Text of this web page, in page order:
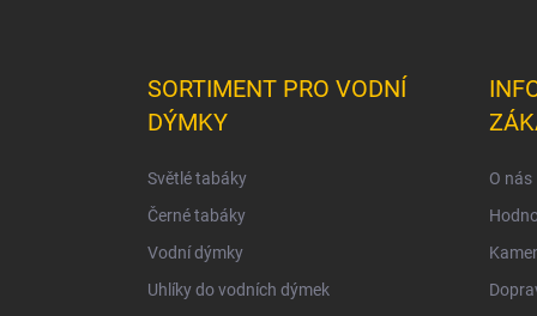
SORTIMENT PRO VODNÍ
DÝMKY
Světlé tabáky
Černé tabáky
Vodní dýmky
Uhlíky do vodních dýmek
O nás